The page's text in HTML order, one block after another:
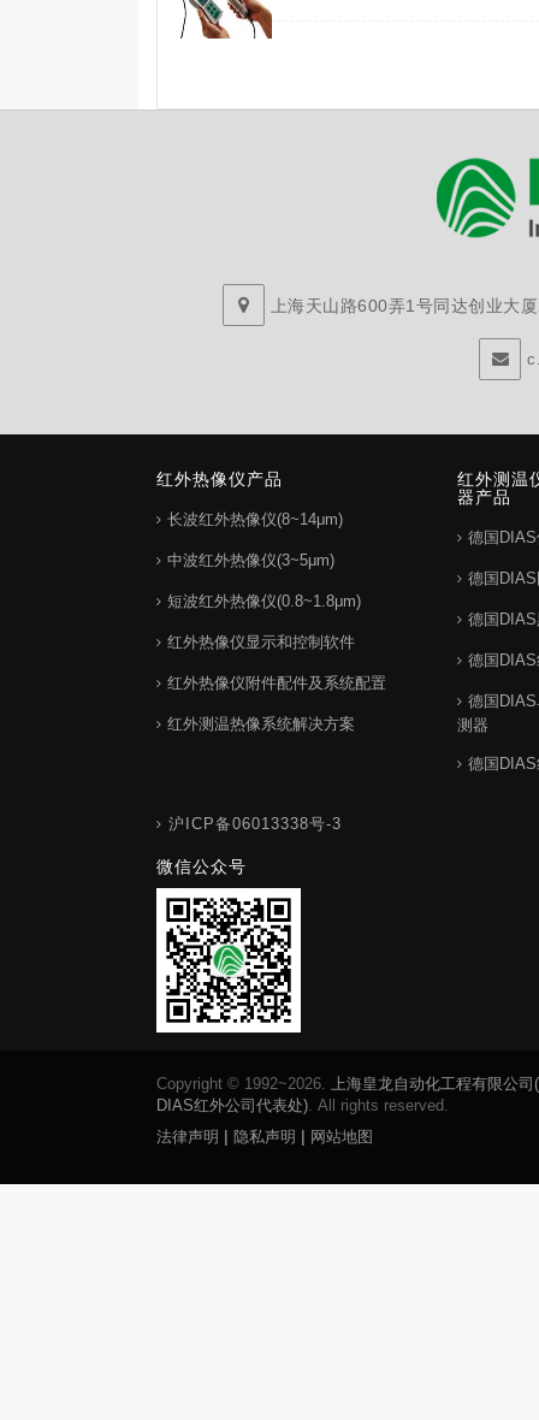
上海天山路600弄1号同达创业大
红外热像仪产品
长波红外热像仪(8~14μm)
中波红外热像仪(3~5μm)
短波红外热像仪(0.8~1.8μm)
红外热像仪显示和控制软件
红外热像仪附件配件及系统配置
红外测温热像系统解决方案
红外测温
器产品
德国
德国
德国
德国
德国
测器
德国
沪ICP备06013338号-3
微信公众号
Copyright © 1992~2026.
上海皇龙自动化工程有限公司
DIAS红外公司代表处) . All rights reserved.
法律声明 | 隐私声明 | 网站地图